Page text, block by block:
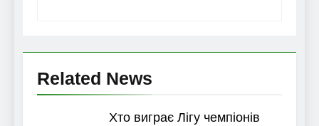
Related News
Хто виграє Лігу чемпіонів